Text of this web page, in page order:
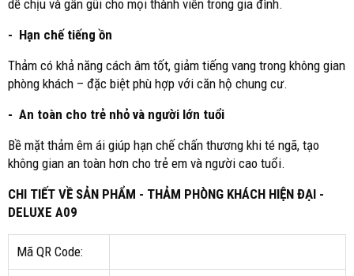
dễ chịu và gần gũi cho mọi thành viên trong gia đình.
- Hạn chế tiếng ồn
Thảm có khả năng cách âm tốt, giảm tiếng vang trong không gian
phòng khách – đặc biệt phù hợp với căn hộ chung cư.
- An toàn cho trẻ nhỏ và người lớn tuổi
Bề mặt thảm êm ái giúp hạn chế chấn thương khi té ngã, tạo
không gian an toàn hơn cho trẻ em và người cao tuổi.
CHI TIẾT VỀ SẢN PHẨM - THẢM PHÒNG KHÁCH HIỆN ĐẠI -
DELUXE A09
Mã QR Code: